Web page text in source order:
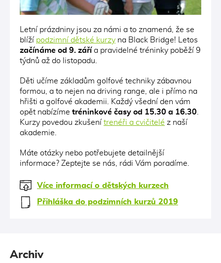
Letní prázdniny jsou za námi a to znamená, že se
blíží podzimní dětské kurzy na Black Bridge! Letos
začínáme od 9. září a pravidelné tréninky poběží 9
týdnů až do listopadu.
Děti učíme základům golfové techniky zábavnou
formou, a to nejen na driving range, ale i přímo na
hřišti a golfové akademii. Každý všední den vám
opět nabízíme tréninkové časy od 15.30 a 16.30
Kurzy povedou zkušení trenéři a cvičitelé z naší
akademie.
Máte otázky nebo potřebujete detailnější
informace? Zeptejte se nás, rádi Vám poradíme.
Více informací o dětských kurzech
Přihláška do podzimních kurzů 2019
Archiv